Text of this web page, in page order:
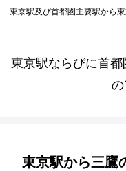
東京駅及び首都圏主要駅から
東京駅ならびに首
の
東京駅から三鷹